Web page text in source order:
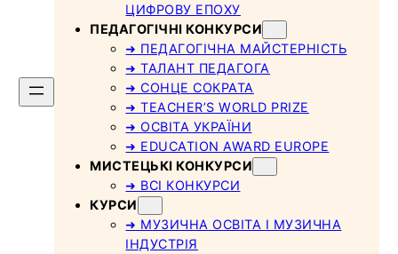
ЦИФРОВУ ЕПОХУ
ПЕДАГОГІЧНІ КОНКУРСИ
➜ ПЕДАГОГІЧНА МАЙСТЕРНІСТЬ
➜ ТАЛАНТ ПЕДАГОГА
➜ СОНЦЕ СОКРАТА
➜ TEACHER’S WORLD PRIZE
➜ ОСВІТА УКРАЇНИ
➜ EDUCATION AWARD EUROPE
МИСТЕЦЬКІ КОНКУРСИ
➜ ВСІ КОНКУРСИ
КУРСИ
➜ МУЗИЧНА ОСВІТА І МУЗИЧНА
ІНДУСТРІЯ